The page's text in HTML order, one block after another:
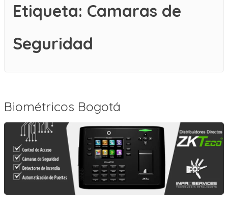
Etiqueta: Camaras de
Seguridad
Biométricos Bogotá